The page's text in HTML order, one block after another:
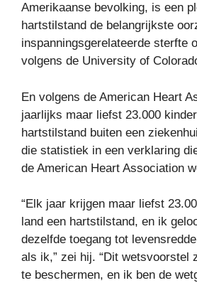
Amerikaanse bevolking, is een
hartstilstand de belangrijkste
inspanningsgerelateerde sterfte
volgens de University of
En volgens de American Heart
jaarlijks maar liefst 23.000
hartstilstand buiten een
die statistiek in een verklaring
de American Heart Association
“Elk jaar krijgen maar liefst
land een hartstilstand, en ik
dezelfde toegang tot
als ik,” zei hij. “Dit wetsvoorstel
te beschermen, en ik ben de